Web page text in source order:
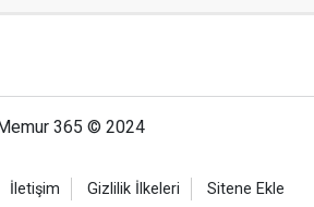
365 © 2024
İletişim Gizlilik İlkeleri Sitene Ekle